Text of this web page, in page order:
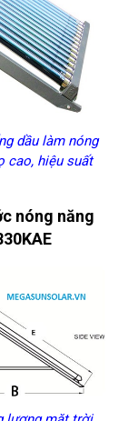
dầu làm nóng
cao, hiệu suất
nóng năng